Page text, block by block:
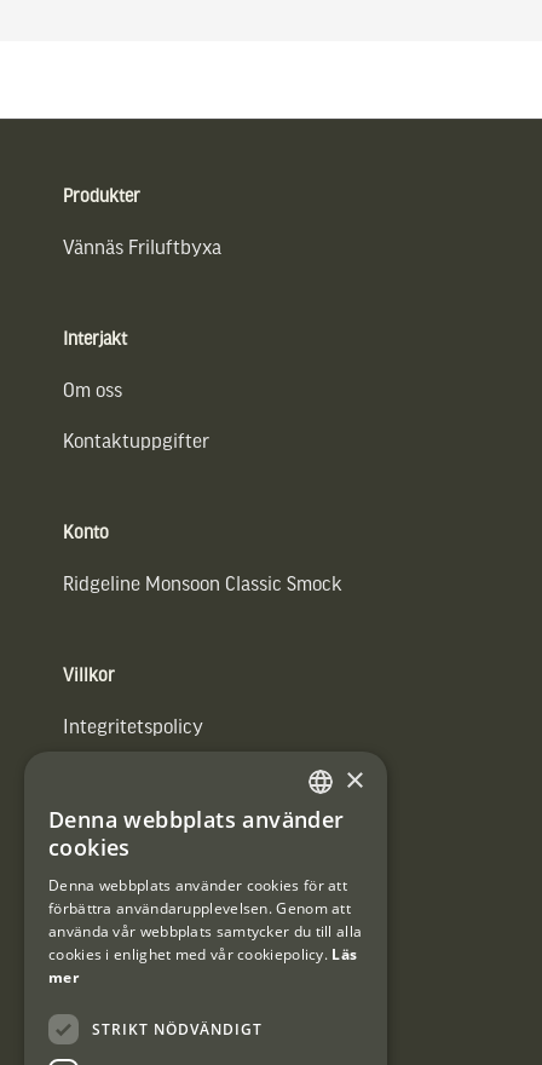
Produkter
Vännäs Friluftbyxa
Interjakt
Om oss
Kontaktuppgifter
Konto
Ridgeline Monsoon Classic Smock
Villkor
Integritetspolicy
#Interjaktfamily
Kundklubb
Information om kundklubben.
SWEDISH
×
Denna webbplats använder
cookies
Denna webbplats använder cookies för att
förbättra användarupplevelsen. Genom att
använda vår webbplats samtycker du till alla
cookies i enlighet med vår cookiepolicy. Läs
mer
STRIKT NÖDVÄNDIGT